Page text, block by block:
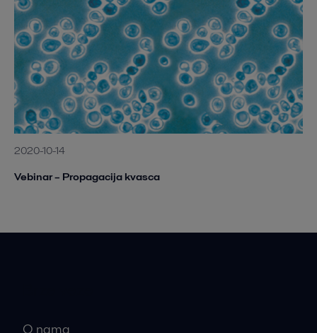
2020-10-14
Vebinar – Propagacija kvasca
O nama